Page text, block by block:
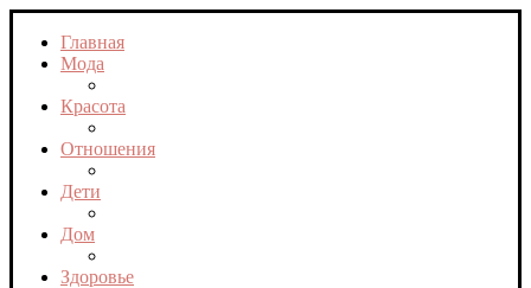
Главная
Мода
Красота
Отношения
Дети
Дом
Здоровье